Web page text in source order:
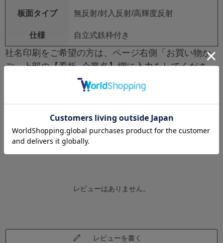
板面タイプ 無反射/封入反射/高輝度反射
仕様 自立式鉄枠付き
社名印刷をご希望の方は、ページ右側「お買い物か
ご」上部の【看板_企業名】欄に入力をしてくださ
社名印刷不要の場合は空欄で構いません。
レビュー
レビューはありません。
レビューを書く